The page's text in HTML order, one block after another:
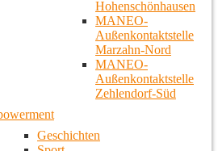
Hohenschönhausen
MANEO-
Außenkontaktstelle
Marzahn-Nord
MANEO-
Außenkontaktstelle
Zehlendorf-Süd
Geschichten